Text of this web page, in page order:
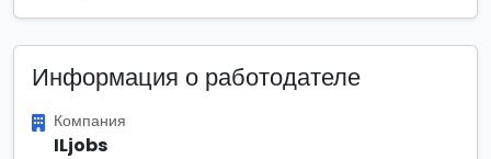
Информация о работодателе
Компания
ILjobs